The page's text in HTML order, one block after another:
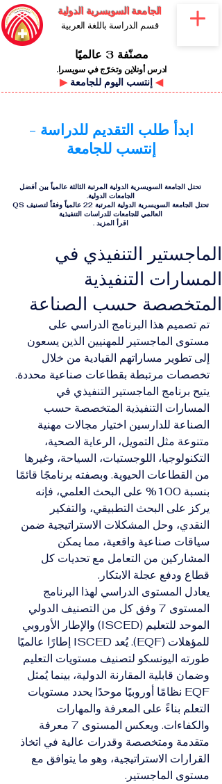
الجامعة السويسرية الدولية
قسم الدراسة باللغة العربية
مصنّفة 3 عالميًا
ادرس أونلاين وتخرّج في سويسرا.
▶ ◀
ابدأ طلب التقديم للدراسة -
إنتسب للجامعة
تحتل الجامعة السويسرية الدولية المرتبة الثالثة عالمياً بين أفضل
الجامعات الدولية.
تحتل الجامعة السويسرية الدولية المرتبة 22 عالمياً وفقاً لتصنيف QS
العالمي للجامعات للدراسات التنفيذية
اقرأ المزيد .
الماجستير التنفيذي في
المسارات التنفيذية
المتخصصة حسب الصناعة
تم تصميم هذا البرنامج الدراسي على
مستوى الماجستير للمهنيين الذين يسعون
إلى تطوير مساراتهم القيادية من خلال
تخصصات مرتبطة بقطاعات صناعية محددة.
يتيح برنامج الماجستير التنفيذي في
المسارات التنفيذية المتخصصة حسب
الصناعة للدارسين اختيار مجالات مهنية
متنوعة مثل التمويل، الرعاية الصحية،
التكنولوجيا، اللوجستيات، السياحة، وغيرها
من القطاعات الحيوية. وبصفته برنامجًا قائمًا
بنسبة 100% على البحث العلمي، فإنه
يركز على البحث التطبيقي، والتفكير
النقدي، وحل المشكلات الاستراتيجية ضمن
سياقات صناعية واقعية، مما يمكن
المشاركين من التعامل مع تحديات كل
قطاع ودفع عجلة الابتكار.
يعادل المستوى الدراسي لهذا البرنامج
المستوى 7 وفق كل من التصنيف الدولي
الموحد للتعليم (ISCED) والإطار الأوروبي
للمؤهلات (EQF). يُعد ISCED إطارًا عالميًا
طورته اليونسكو لتصنيف مستويات التعليم
وضمان قابلية المقارنة الدولية، بينما يُمثل
EQF نظامًا أوروبيًا موحدًا يحدد مستويات
التعلم بناءً على المعرفة والمهارات
والكفاءات. ويعكس المستوى 7 معرفة
متقدمة ومتخصصة وقدرات عالية في اتخاذ
القرارات الاستراتيجية، وهو ما يتوافق مع
مستوى الماجستير.